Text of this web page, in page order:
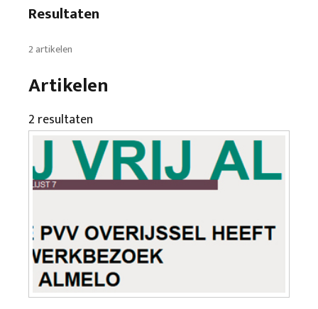
Resultaten
2 artikelen
Artikelen
2 resultaten